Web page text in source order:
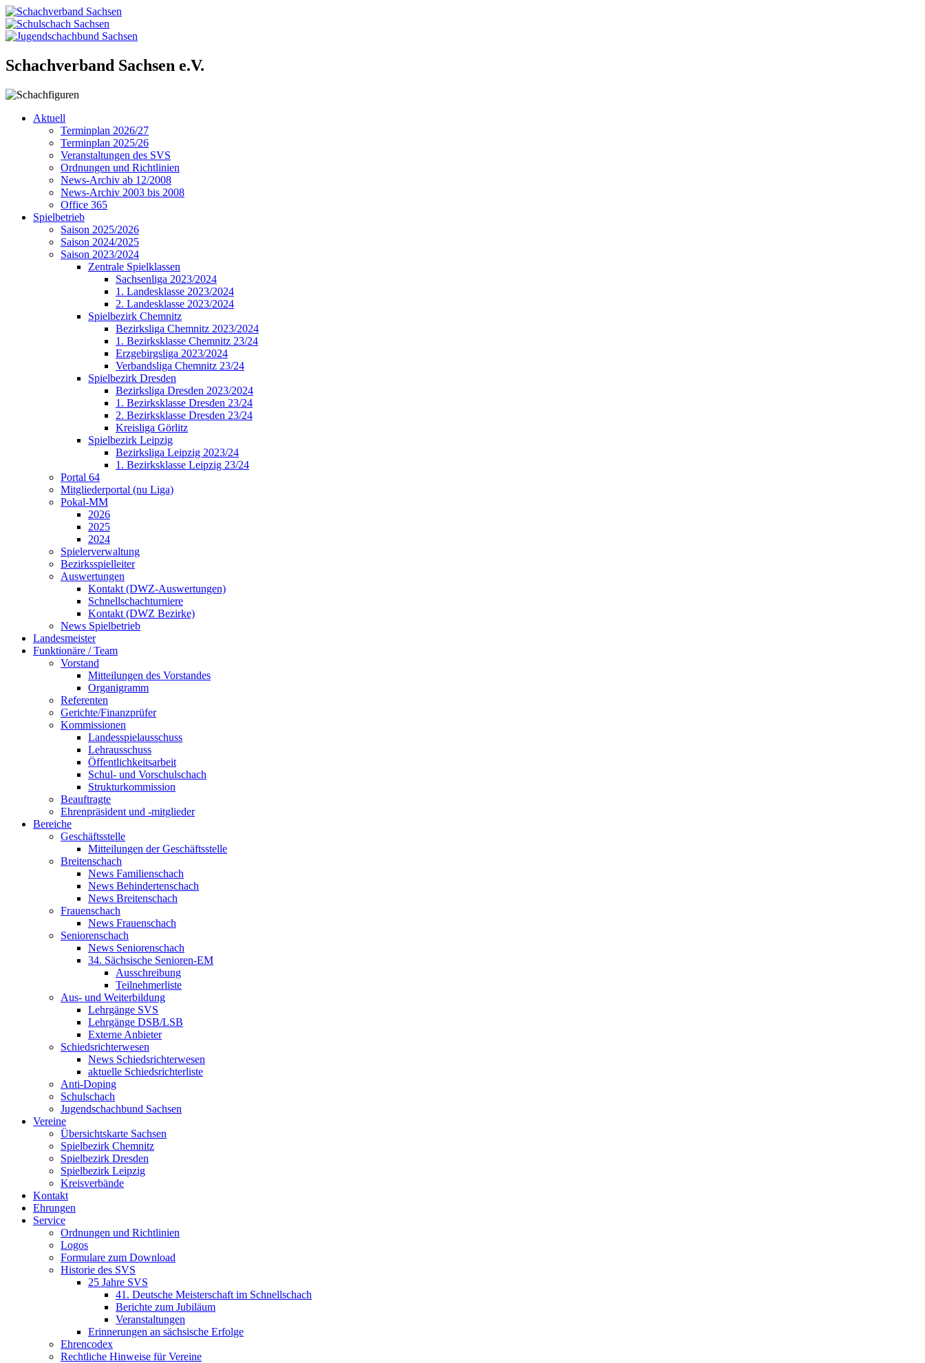
Schachverband Sachsen e.V.
Aktuell
Terminplan 2026/27
Terminplan 2025/26
Veranstaltungen des SVS
Ordnungen und Richtlinien
News-Archiv ab 12/2008
News-Archiv 2003 bis 2008
Office 365
Spielbetrieb
Saison 2025/2026
Saison 2024/2025
Saison 2023/2024
Zentrale Spielklassen
Sachsenliga 2023/2024
1. Landesklasse 2023/2024
2. Landesklasse 2023/2024
Spielbezirk Chemnitz
Bezirksliga Chemnitz 2023/2024
1. Bezirksklasse Chemnitz 23/24
Erzgebirgsliga 2023/2024
Verbandsliga Chemnitz 23/24
Spielbezirk Dresden
Bezirksliga Dresden 2023/2024
1. Bezirksklasse Dresden 23/24
2. Bezirksklasse Dresden 23/24
Kreisliga Görlitz
Spielbezirk Leipzig
Bezirksliga Leipzig 2023/24
1. Bezirksklasse Leipzig 23/24
Portal 64
Mitgliederportal (nu Liga)
Pokal-MM
2026
2025
2024
Spielerverwaltung
Bezirksspielleiter
Auswertungen
Kontakt (DWZ-Auswertungen)
Schnellschachturniere
Kontakt (DWZ Bezirke)
News Spielbetrieb
Landesmeister
Funktionäre / Team
Vorstand
Mitteilungen des Vorstandes
Organigramm
Referenten
Gerichte/Finanzprüfer
Kommissionen
Landesspielausschuss
Lehrausschuss
Öffentlichkeitsarbeit
Schul- und Vorschulschach
Strukturkommission
Beauftragte
Ehrenpräsident und -mitglieder
Bereiche
Geschäftsstelle
Mitteilungen der Geschäftsstelle
Breitenschach
News Familienschach
News Behindertenschach
News Breitenschach
Frauenschach
News Frauenschach
Seniorenschach
News Seniorenschach
34. Sächsische Senioren-EM
Ausschreibung
Teilnehmerliste
Aus- und Weiterbildung
Lehrgänge SVS
Lehrgänge DSB/LSB
Externe Anbieter
Schiedsrichterwesen
News Schiedsrichterwesen
aktuelle Schiedsrichterliste
Anti-Doping
Schulschach
Jugendschachbund Sachsen
Vereine
Übersichtskarte Sachsen
Spielbezirk Chemnitz
Spielbezirk Dresden
Spielbezirk Leipzig
Kreisverbände
Kontakt
Ehrungen
Service
Ordnungen und Richtlinien
Logos
Formulare zum Download
Historie des SVS
25 Jahre SVS
41. Deutsche Meisterschaft im Schnellschach
Berichte zum Jubiläum
Veranstaltungen
Erinnerungen an sächsische Erfolge
Ehrencodex
Rechtliche Hinweise für Vereine